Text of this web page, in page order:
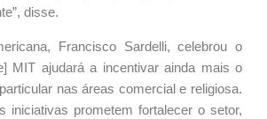
disse.
Francisco Sardelli, celebrou o
MIT ajudará a incentivar ainda mais o
nas áreas comercial e religiosa.
iniciativas prometem fortalecer o setor,